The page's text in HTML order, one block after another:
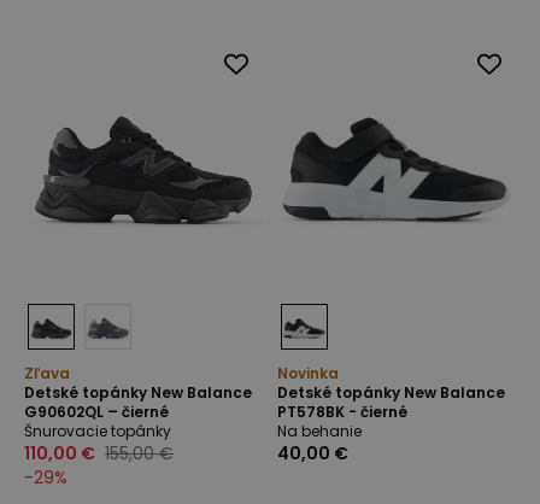
Zľava
Detské topánky New Balance
G90602QL – čierné
Šnurovacie topánky
110,00 € 155,00 €
-29%
Novinka
Detské topánky New Balance
PT578BK - čierné
Na behanie
40,00 €